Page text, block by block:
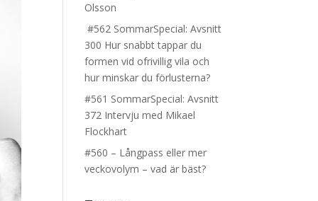
Olsson
#562 SommarSpecial: Avsnitt
300 Hur snabbt tappar du
formen vid ofrivillig vila och
hur minskar du förlusterna?
#561 SommarSpecial: Avsnitt
372 Intervju med Mikael
Flockhart
#560 – Långpass eller mer
veckovolym – vad är bäst?